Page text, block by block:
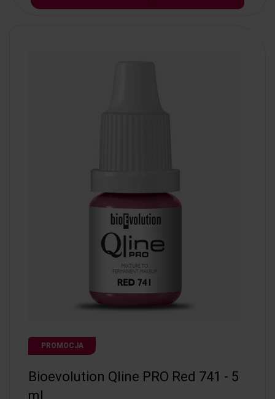
PROMOCJA
Bioevolution Qline PRO Red 741 - 5
ml